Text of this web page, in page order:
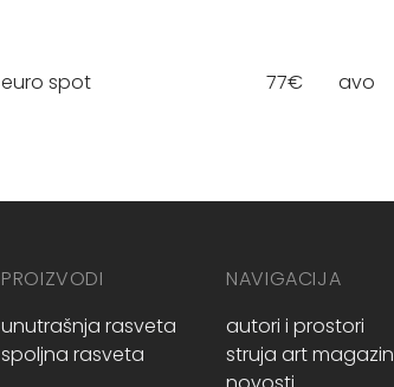
euro spot 77€ avo
PROIZVODI
unutrašnja rasveta
spoljna rasveta
NAVIGACIJA
autori i prostori
struja art magazin